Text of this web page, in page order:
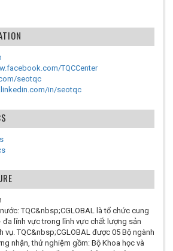
TQCCenter
seotqc
in/seotqc
TQC&nbsp;CGLOBAL là tổ chức cung
đa lĩnh vực trong lĩnh vực chất lượng sản
vụ. TQC&nbsp;CGLOBAL được 05 Bộ ngành
nhận, thử nghiệm gồm: Bộ Khoa học và